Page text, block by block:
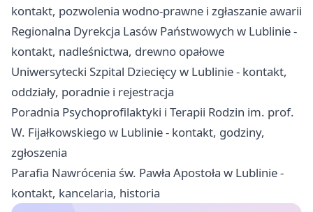
kontakt, pozwolenia wodno-prawne i zgłaszanie awarii
Regionalna Dyrekcja Lasów Państwowych w Lublinie -
kontakt, nadleśnictwa, drewno opałowe
Uniwersytecki Szpital Dziecięcy w Lublinie - kontakt,
oddziały, poradnie i rejestracja
Poradnia Psychoprofilaktyki i Terapii Rodzin im. prof.
W. Fijałkowskiego w Lublinie - kontakt, godziny,
zgłoszenia
Parafia Nawrócenia św. Pawła Apostoła w Lublinie -
kontakt, kancelaria, historia